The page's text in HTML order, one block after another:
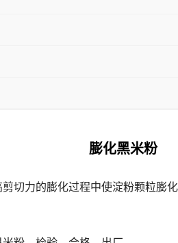
膨化黑米粉
切力的膨化过程中使淀粉颗粒膨